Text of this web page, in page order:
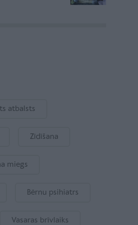
atbalsts
Zīdīšana
miegs
Bērnu psihiatrs
Vasaras brīvlaiks